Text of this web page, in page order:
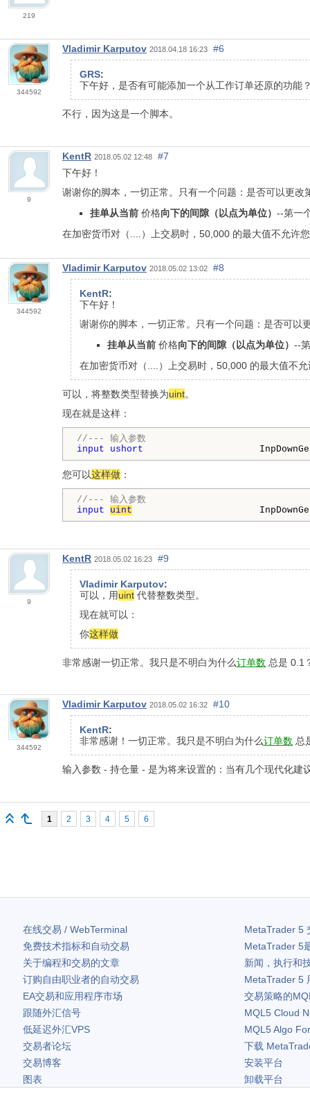
219
344592
Vladimir Karputov 2018.04.18 16:23 #6
GRS:
下午好，是否有可能添加一个从工作订单还原的功能
不行，因为这是一个脚本。
9
KentR 2018.05.02 12:48
#7
下午好！
谢谢你的脚本，一切正常。只有一个问题：是否可以更改
挂单从当前 价格向下的间隙（以点为单位） --第一
在加密货币对（....）上交易时，50,000 的最大值不允许
344592
Vladimir Karputov 2018.05.02 13:02 #8
KentR:
下午好！
谢谢你的脚本，一切正常。只有一个问题：是否可以
挂单从当前 价格向下的间隙（以点为单位） --
在加密货币对（....）上交易时，50,000 的最大值不
可以，将整数类型替换为uint。
现在就是这样：
//--- 输入参数
input
ushort InpDownGep
您可以这样做 ：
//--- 输入参数
input
uint InpDownGep
9
KentR 2018.05.02 16:23 #9
Vladimir Karputov:
可以，用uint 代替整数类型。
现在就可以：
你这样做
非常感谢一切正常。我只是不明白为什么订单数 总是 0.1
344592
Vladimir Karputov 2018.05.02 16:32 #10
KentR:
非常感谢！一切正常。我只是不明白为什么订单数 总
输入参数 - 持仓量 - 是为将来设置的：当有几个现代化
1 2 3 4 5 6
在线交易 / WebTerminal
免费技术指标和自动交易
关于编程和交易的文章
订购自由职业者的自动交易
EA交易和应用程序市场
跟随外汇信号
低延迟外汇VPS
交易者论坛
交易博客
图表
MetaTrader 5
MetaTrader 5
新闻，执行和
MetaTrader 5
交易策略的
MQL5 Cloud
MQL5 Algo
下载
安装平台
卸载平台